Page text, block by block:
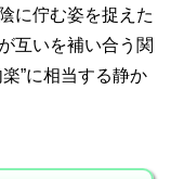
に佇む姿を捉えた
互いを補い合う関
”に相当する静か